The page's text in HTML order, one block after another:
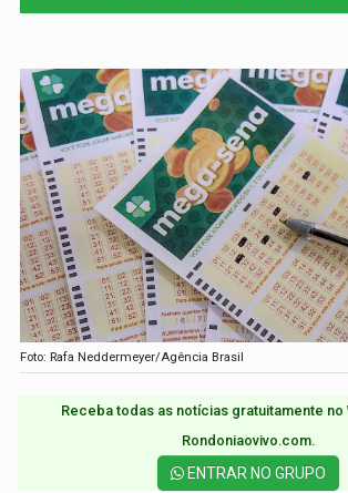
Foto: Rafa Neddermeyer/Agência Brasil
Receba todas as notícias gratuitamente no
Rondoniaovivo.com.​
ENTRAR NO GRUPO